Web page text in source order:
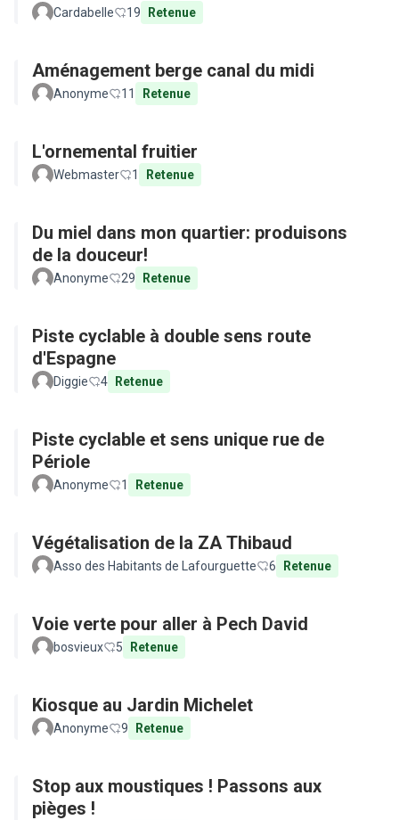
Cardabelle 19 Retenue
Aménagement berge canal du midi
Anonyme 11 Retenue
L'ornemental fruitier
Webmaster 1 Retenue
Du miel dans mon quartier: produisons
de la douceur!
Anonyme 29 Retenue
Piste cyclable à double sens route
d'Espagne
Diggie 4 Retenue
Piste cyclable et sens unique rue de
Périole
Anonyme 1 Retenue
Végétalisation de la ZA Thibaud
Asso des Habitants de Lafourguette 6 Retenue
Voie verte pour aller à Pech David
bosvieux 5 Retenue
Kiosque au Jardin Michelet
Anonyme 9 Retenue
Stop aux moustiques ! Passons aux
pièges !